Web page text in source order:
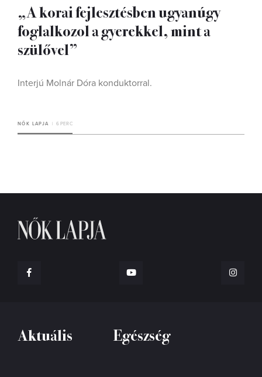
„A korai fejlesztésben ugyanúgy
foglalkozol a gyerekkel, mint a
szülővel”
Interjú Molnár Dóra konduktorral.
NŐK LAPJA 6 PERC
Aktuális Egészség